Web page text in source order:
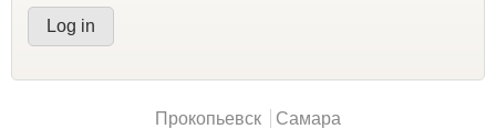
Прокопьевск Самара